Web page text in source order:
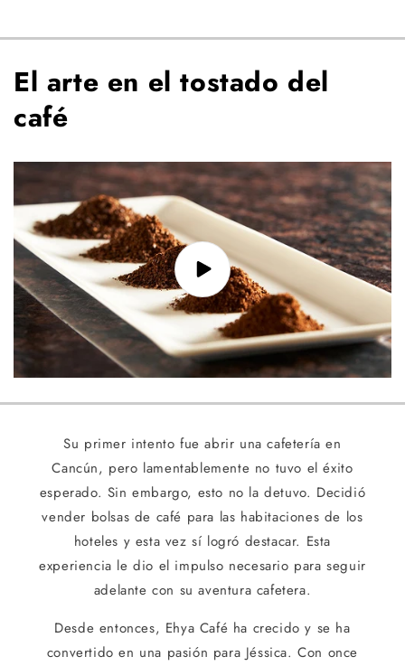
El arte en el tostado del
café
Su primer intento fue abrir una cafetería en
Cancún, pero lamentablemente no tuvo el éxito
esperado. Sin embargo, esto no la detuvo. Decidió
vender bolsas de café para las habitaciones de los
hoteles y esta vez sí logró destacar. Esta
experiencia le dio el impulso necesario para seguir
adelante con su aventura cafetera.
Desde entonces, Ehya Café ha crecido y se ha
convertido en una pasión para Jéssica. Con once